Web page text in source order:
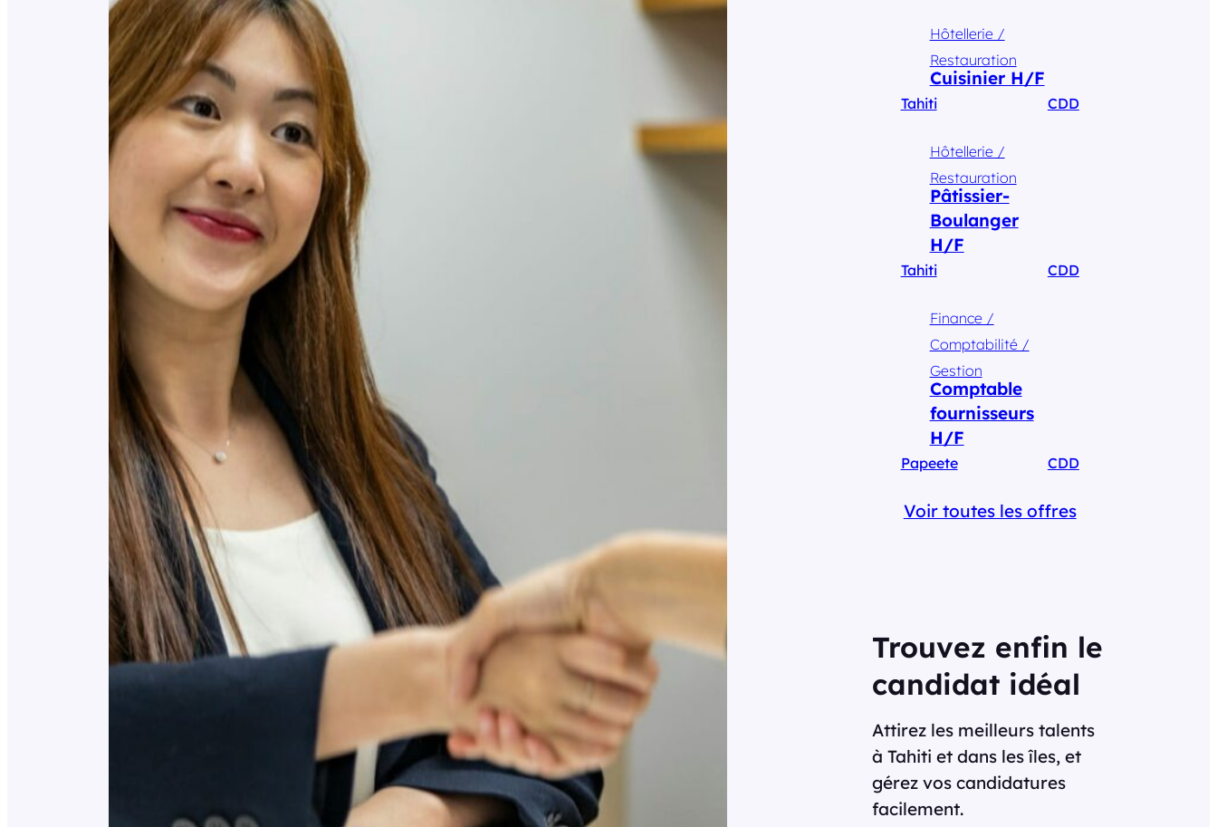
Hôtellerie /
Restauration
Cuisinier H/F
Tahiti CDD
Hôtellerie /
Restauration
Pâtissier-
Boulanger
H/F
Tahiti CDD
Finance /
Comptabilité /
Gestion
Comptable
fournisseurs
H/F
Papeete CDD
Voir toutes les offres
Trouvez enfin le
candidat idéal
Attirez les meilleurs talents
à Tahiti et dans les îles, et
gérez vos candidatures
facilement.